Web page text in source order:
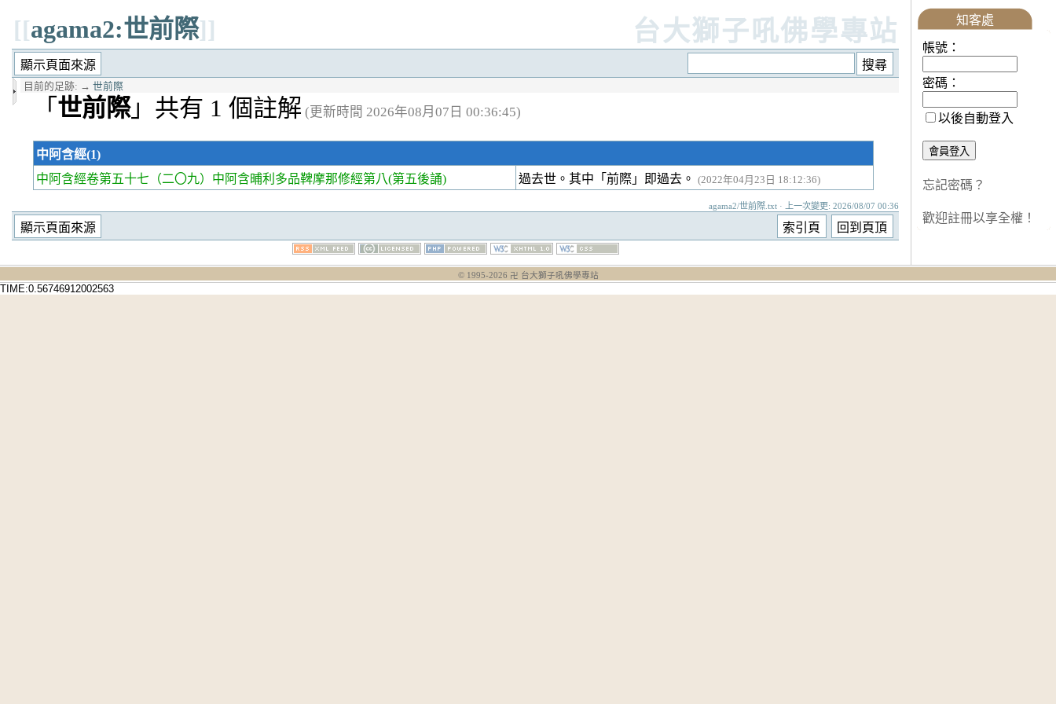
[[agama2:世前際]] 台大獅子吼佛學專站
目前的足跡: → 世前際
「 世前際」共有 1 個註解 (更新時間 2026年08月07日 00:36:45)
中阿含經(1)
中阿含經卷第五十七 （二〇九）中阿含晡利多品鞞摩那修經第八(第五後誦) 過去世。其中「前際」即過去。 (2022年04月23日 18:12:36)
agama2/世前際.txt · 上一次變更: 2026/08/07 00:36
知客處
帳號：
密碼：
以後自動登入
忘記密碼？
歡迎註冊以享全權！
© 1995-2026 卍 台大獅子吼佛學專站
TIME:0.56746912002563